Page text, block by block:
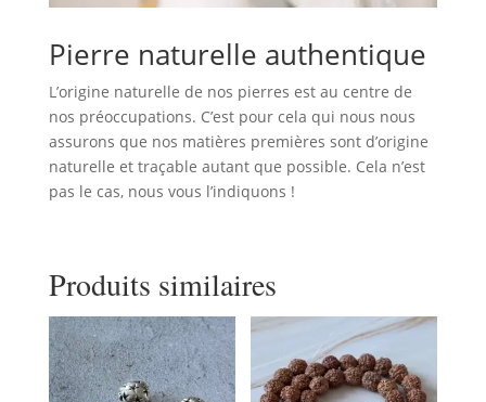
Pierre naturelle authentique
L’origine naturelle de nos pierres est au centre de
nos préoccupations. C’est pour cela qui nous nous
assurons que nos matières premières sont d’origine
naturelle et traçable autant que possible. Cela n’est
pas le cas, nous vous l’indiquons !
Produits similaires